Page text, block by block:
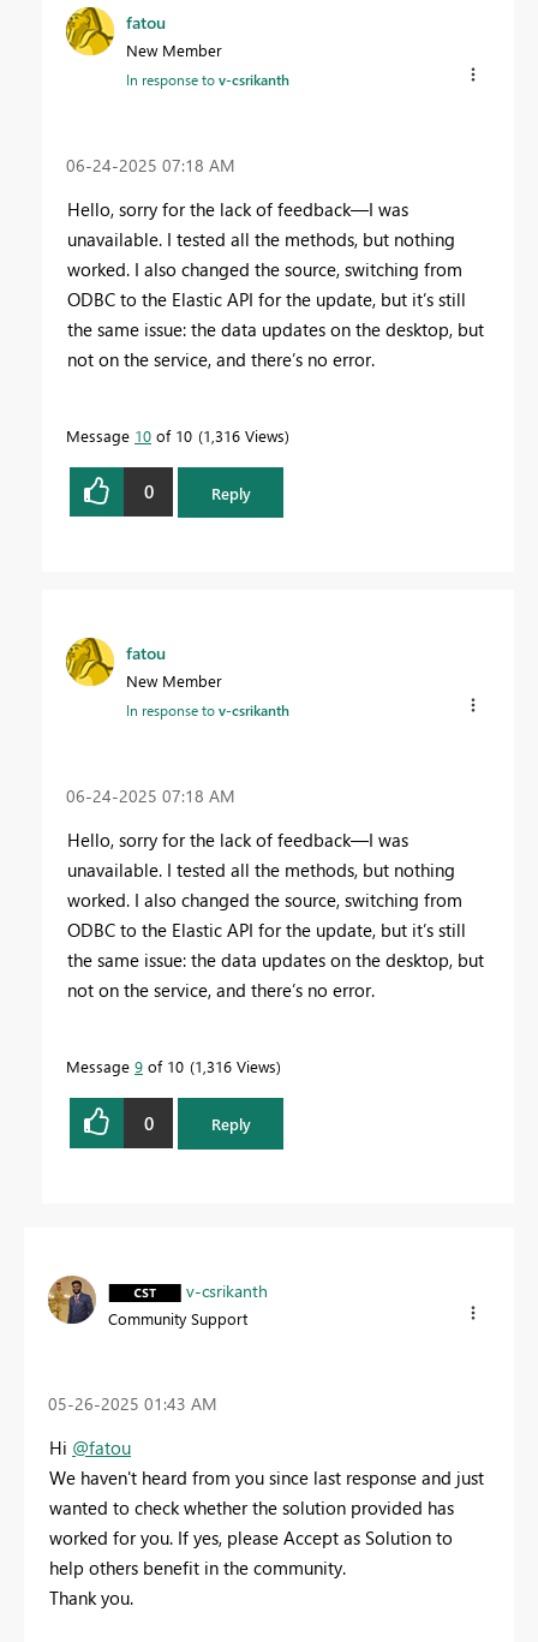
fatou
New Member
In response tov-csrikanth
‎06-24-2025 07:18 AM
Hello, sorry for the lack of feedback—I was
unavailable. I tested all the methods, but nothing
worked. I also changed the source, switching from
ODBC to the Elastic API for the update, but it’s still
the same issue: the data updates on the desktop, but
not on the service, and there’s no error.
Message 10 of 10 1,316 Views
0 Reply
fatou
New Member
In response tov-csrikanth
‎06-24-2025 07:18 AM
Hello, sorry for the lack of feedback—I was
unavailable. I tested all the methods, but nothing
worked. I also changed the source, switching from
ODBC to the Elastic API for the update, but it’s still
the same issue: the data updates on the desktop, but
not on the service, and there’s no error.
Message 9 of 10 1,316 Views
0 Reply
v-csrikanth
Community Support
‎05-26-2025 01:43 AM
Hi @fatou
We haven't heard from you since last response and just
wanted to check whether the solution provided has
worked for you. If yes, please Accept as Solution to
help others benefit in the community.
Thank you.